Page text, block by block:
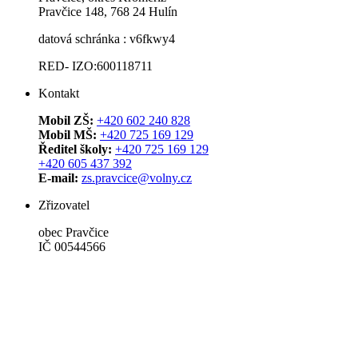
Pravčice 148, 768 24 Hulín
datová schránka : v6fkwy4
RED- IZO:600118711
Kontakt
Mobil ZŠ: +420 602 240 828
Mobil MŠ: +420 725 169 129
Ředitel školy: +420 725 169 129
+420 605 437 392
E-mail: zs.pravcice@volny.cz
Zřizovatel
obec Pravčice
IČ 00544566